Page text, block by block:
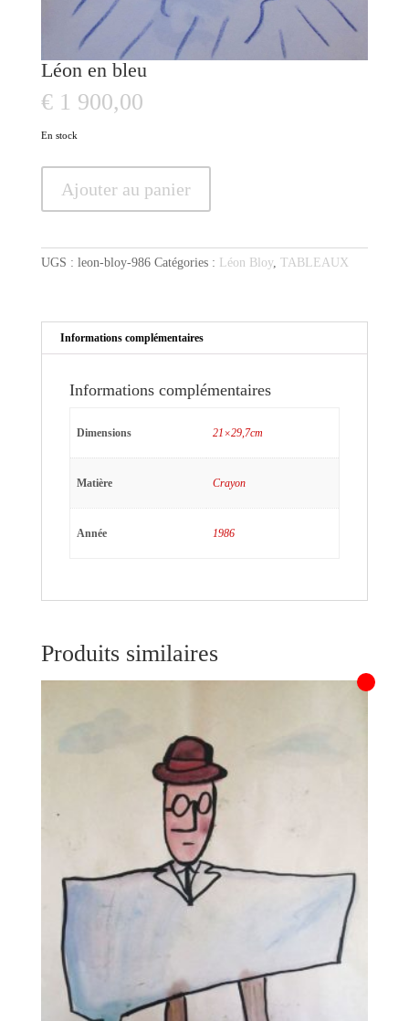
Léon en bleu
€1 900,00
En stock
Léon
bleu
Ajouter au panier
UGS : leon-bloy-986 Catégories : Léon Bloy, TABLEAUX
Informations complémentaires
Informations complémentaires
Dimensions 21×29,7cm
Matière Crayon
Année 1986
Produits similaires